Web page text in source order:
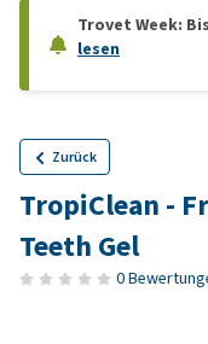
Trovet Week:
lesen
Zurück
TropiClean -
Teeth Gel
0